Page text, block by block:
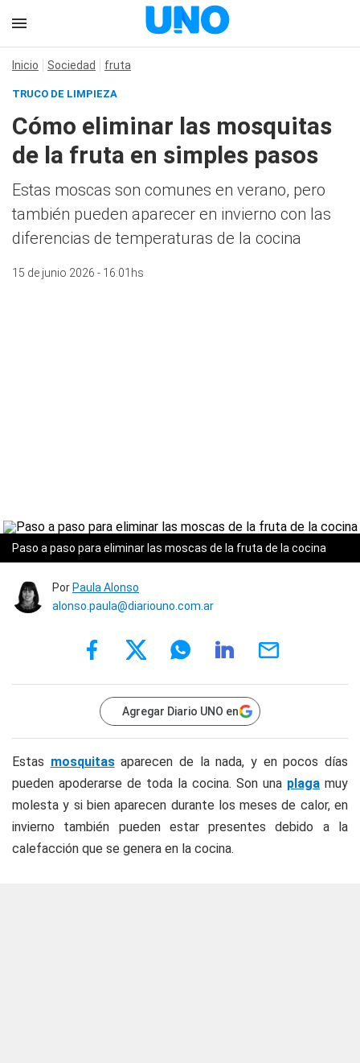
Inicio Sociedad fruta
TRUCO DE LIMPIEZA
Cómo eliminar las mosquitas
de la fruta en simples pasos
Estas moscas son comunes en verano, pero
también pueden aparecer en invierno con las
diferencias de temperaturas de la cocina
15 de junio 2026 - 16:01hs
Paso a paso para eliminar las moscas de la fruta de la cocina
Por Paula Alonso
alonso.paula@diariouno.com.ar
Agregar Diario UNO en
Estas mosquitasaparecen de la nada, y en pocos días
pueden apoderarse de toda la cocina. Son una plaga muy
molesta y si bien aparecen durante los meses de calor, en
invierno también pueden estar presentes debido a la
calefacción que se genera en la cocina.